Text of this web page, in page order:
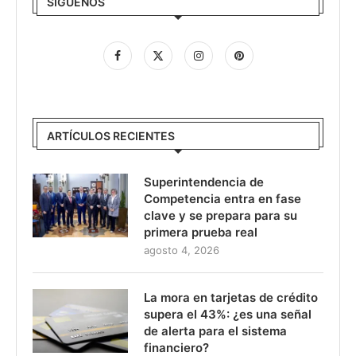
ARTÍCULOS RECIENTES
Superintendencia de
Competencia entra en fase
clave y se prepara para su
primera prueba real
agosto 4, 2026
La mora en tarjetas de crédito
supera el 43%: ¿es una señal
de alerta para el sistema
financiero?